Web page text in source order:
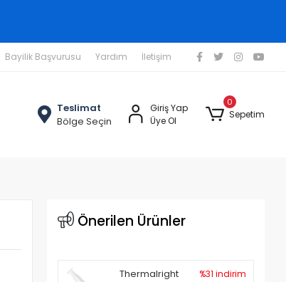
Bayilik Başvurusu Yardım İletişim
Teslimat
Bölge Seçin
Giriş Yap
Üye Ol
0
Sepetim
Önerilen Ürünler
Thermalright
%31 indirim